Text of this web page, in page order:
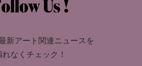
新アート関連ニュースを
れなくチェック！